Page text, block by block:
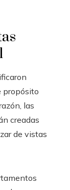
propósito
las
creadas
de vistas